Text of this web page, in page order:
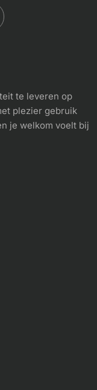
te leveren op
plezier gebruik
je welkom voelt bij